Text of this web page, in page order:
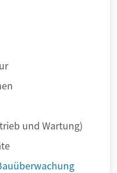
und Wartung)